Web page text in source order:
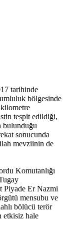
tarihinde
bölgesinde
tespit edildiği,
bulunduğu
sonucunda
mevziinin de
Komutanlığı
Piyade Er Nazmi
mensubu ve
bölücü terör
etkisiz hale